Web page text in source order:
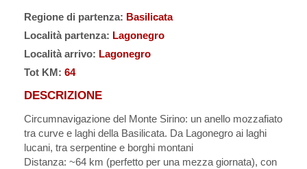
Regione di partenza: Basilicata
Località partenza: Lagonegro
Località arrivo: Lagonegro
Tot KM: 64
DESCRIZIONE
Circumnavigazione del Monte Sirino: un anello mozzafiato
tra curve e laghi della Basilicata. Da Lagonegro ai laghi
lucani, tra serpentine e borghi montani
Distanza: ~64 km (perfetto per una mezza giornata), con